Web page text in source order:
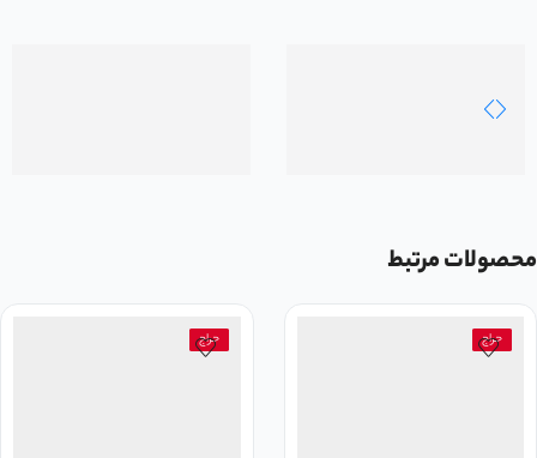
محصولات مرتبط
حراج حراج